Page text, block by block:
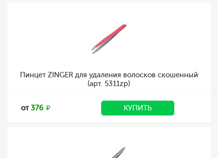
Пинцет ZINGER для удаления волосков скошенный
(арт. 5311zp)
от376 КУПИТЬ